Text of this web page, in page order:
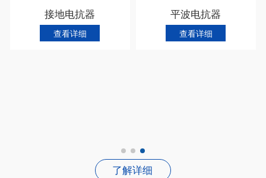
接地电抗器
查看详细
平波电抗器
查看详细
了解详细